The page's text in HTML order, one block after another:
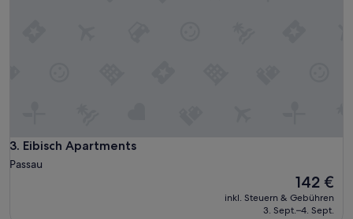
3. Eibisch Apartments
Eibisch Apartments
Passau
Der
Preis
beträgt
142 €
inkl. Steuern & Gebühren
3. Sept.–4. Sept.